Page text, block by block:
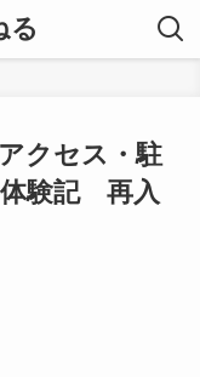
る
クセス・駐
体験記 再入